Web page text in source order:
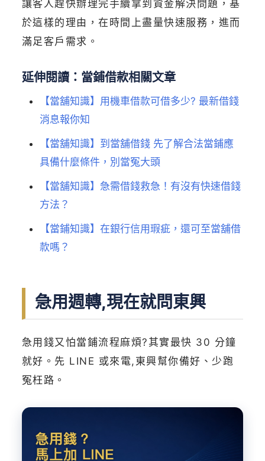
讓客人趕快辦理完手續拿到資金解決問題，基
於這樣的理由，在時間上盡量快速服務，進而
滿足客戶需求。
延伸閱讀：當鋪借款相關文章
【當舖知識】用機車借款可借多少? 最新借錢
消息報你知
【當舖知識】到當舖借錢 先了解合法當鋪應
具備什麼條件，別當冤大頭
【當舖知識】急需借錢救急！有沒有快速借錢
方法？
【當鋪知識】在銀行信用瑕疵，還可至當舖借
款嗎？
急用週轉,現在就問東興
急用錢又怕當鋪流程麻煩?其實最快 30 分鐘
就好。先 LINE 或來電,東興幫你備好、少跑
冤枉路。